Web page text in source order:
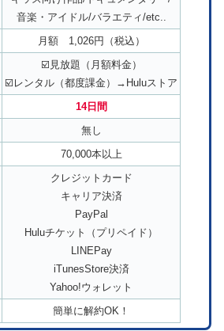
音楽・アイドル/バラエティ/etc..
月額 1,026円（税込）
☑️見放題（月額料金）
☑️レンタル（都度課金）→Huluストア
14日間
無し
70,000本以上
クレジットカード
キャリア決済
PayPal
Huluチケット（プリペイド）
LINEPay
iTunesStore決済
Yahoo!ウォレット
簡単に解約OK！